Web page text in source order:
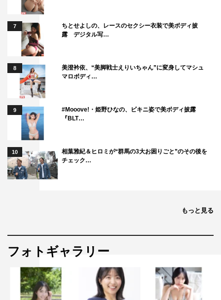
7
ちとせよしの、レースのセクシー衣装で美ボディ披
露 デジタル写…
8
美澄衿依、“美脚戦士えりいちゃん”に変身してマシュ
マロボディ…
9
#Mooove!・姫野ひなの、ビキニ姿で美ボディ披露
『BLT…
10
相葉雅紀＆ヒロミが“群馬の3大お困りごと”のその後を
チェック…
もっと見る
フォトギャラリー